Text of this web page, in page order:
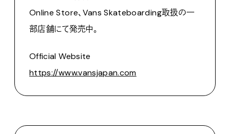
Online Store、Vans Skateboarding取扱の一
部店舗にて発売中。
Official Website
https://www.vansjapan.com